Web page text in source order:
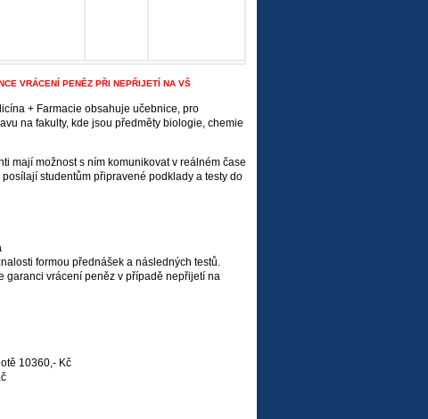
VRÁCENÍ PENĚZ PŘI NEPŘIJETÍ NA VŠ
+ Farmacie obsahuje učebnice, pro
na fakulty, kde jsou předměty biologie, chemie
mají možnost s ním komunikovat v reálném čase
studentům připravené podklady a testy do
formou přednášek a následných testů.
garanci vrácení peněz v případě nepřijetí na
10360,- Kč